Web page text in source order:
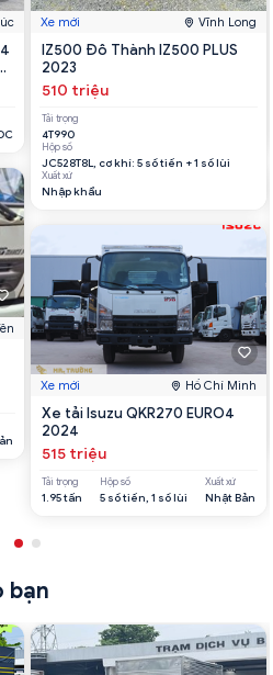
Xe mới Vĩnh Long
IZ500 Đô Thành IZ500 PLUS
2023
510 triệu
Tải trọng
4T990
Hộp số
JC528T8L, cơ khí: 5 số tiến + 1 số lùi
Xuất xứ
Nhập khẩu
Xe mới Hồ Chí Minh
Xe tải Isuzu QKR270 EURO4
2024
515 triệu
Tải trọng
1.95 tấn
Hộp số
5 số tiến, 1 số lùi
Xuất xứ
Nhật Bản
bạn